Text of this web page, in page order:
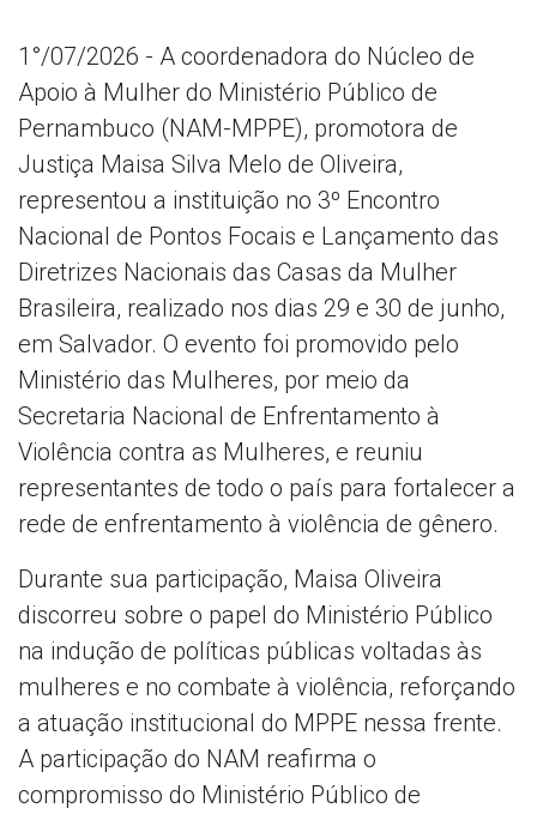
1°/07/2026 - A coordenadora do Núcleo de
Apoio à Mulher do Ministério Público de
Pernambuco (NAM-MPPE), promotora de
Justiça Maisa Silva Melo de Oliveira,
representou a instituição no 3º Encontro
Nacional de Pontos Focais e Lançamento das
Diretrizes Nacionais das Casas da Mulher
Brasileira, realizado nos dias 29 e 30 de junho,
em Salvador. O evento foi promovido pelo
Ministério das Mulheres, por meio da
Secretaria Nacional de Enfrentamento à
Violência contra as Mulheres, e reuniu
representantes de todo o país para fortalecer a
rede de enfrentamento à violência de gênero.
Durante sua participação, Maisa Oliveira
discorreu sobre o papel do Ministério Público
na indução de políticas públicas voltadas às
mulheres e no combate à violência, reforçando
a atuação institucional do MPPE nessa frente.
A participação do NAM reafirma o
compromisso do Ministério Público de